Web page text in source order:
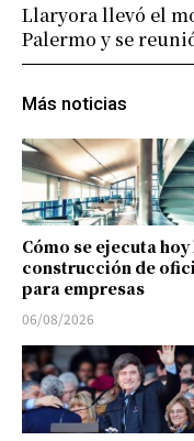
Más noticias
Cómo se ejecuta hoy
construcción de
para empresas
06/08/2026
Llaryora llevó el
Palermo y se